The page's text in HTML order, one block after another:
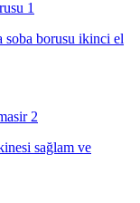
soba borusu ikinci el
sağlam ve